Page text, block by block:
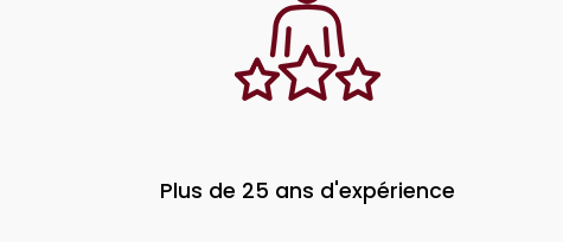
Plus de 25 ans d'expérience